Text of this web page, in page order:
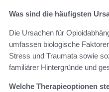
Was sind die häufigsten
Die Ursachen für
umfassen biologische
Stress und Traumata sowie
familiärer Hintergründe und
Welche Therapieoptionen